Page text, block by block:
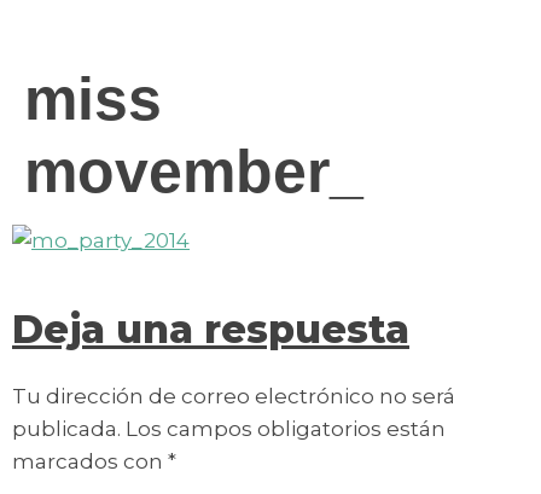
miss
movember_
Deja una respuesta
Tu dirección de correo electrónico no será
publicada. Los campos obligatorios están
marcados con *